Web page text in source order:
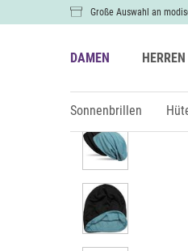
Große Auswahl an
DAMEN HERREN
Sonnenbrillen